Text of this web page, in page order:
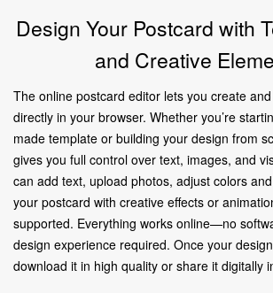
Design Your Postcard with
and Creative
The online postcard editor lets you create
directly in your browser. Whether you’re
made template or building your design from
gives you full control over text, images, and
can add text, upload photos, adjust colors
your postcard with creative effects or
supported. Everything works online—no
design experience required. Once your
download it in high quality or share it digitally